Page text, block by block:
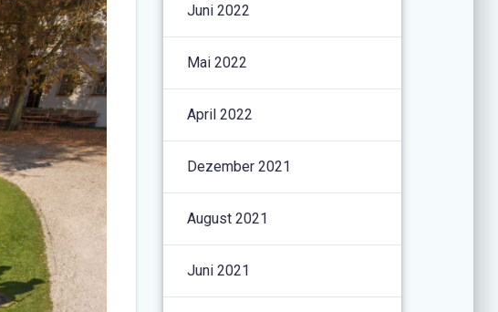
Juni 2022
Mai 2022
April 2022
Dezember 2021
August 2021
Juni 2021